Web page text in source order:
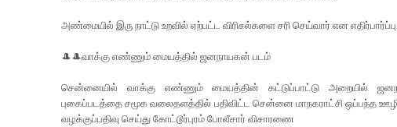
அண்மையில் இரு நாட்டு உறவில் ஏற்பட்ட விரிசல்களை சரி செய்வார் என எதிர்பார்ப்பு.
🎩🎩வாக்கு எண்ணும் மையத்தில் ஜனநாயகன் படம்
சென்னையில் வாக்கு எண்ணும் மையத்தின் கட்டுப்பாட்டு அறையில்
புகைப்படத்தை சமூக வலைதளத்தில் பதிவிட்ட சென்னை மாநகராட்சி ஒப்பந்த
வழக்குப்பதிவு செய்து கோட்டூர்புரம் போலீசார் விசாரணை